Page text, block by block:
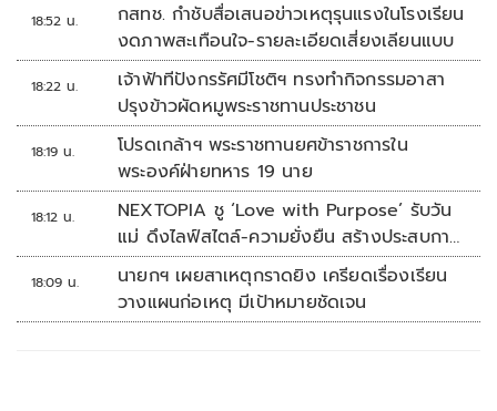
18:52 น.
กสทช. กำชับสื่อเสนอข่าวเหตุรุนแรงในโรงเรียน
งดภาพสะเทือนใจ-รายละเอียดเสี่ยงเลียนแบบ
18:22 น.
เจ้าฟ้าทีปังกรรัศมีโชติฯ ทรงทำกิจกรรมอาสา
ปรุงข้าวผัดหมูพระราชทานประชาชน
18:19 น.
โปรดเกล้าฯ พระราชทานยศข้าราชการใน
พระองค์ฝ่ายทหาร 19 นาย
18:12 น.
NEXTOPIA ชู ‘Love with Purpose’ รับวัน
แม่ ดึงไลฟ์สไตล์-ความยั่งยืน สร้างประสบกา
รณ์ช้อปปิงมีความหมาย
18:09 น.
นายกฯ เผยสาเหตุกราดยิง เครียดเรื่องเรียน
วางแผนก่อเหตุ มีเป้าหมายชัดเจน